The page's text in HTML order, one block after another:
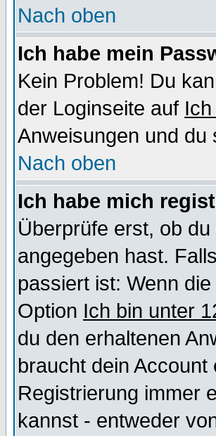
Nach oben
Ich habe mein
Kein Problem! Du
der Loginseite auf
Anweisungen und du
Nach oben
Ich habe mich
Überprüfe erst, ob
angegeben hast.
passiert ist: Wenn
Option Ich bin unter
du den erhaltenen
braucht dein
Registrierung immer
kannst - entweder